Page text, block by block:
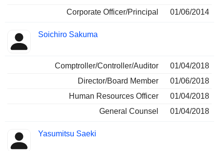
Corporate Officer/Principal
01/06/2014
Soichiro Sakuma
Comptroller/Controller/Auditor
01/04/2018
Director/Board Member
01/06/2018
Human Resources Officer
01/04/2018
General Counsel
01/04/2018
Yasumitsu Saeki